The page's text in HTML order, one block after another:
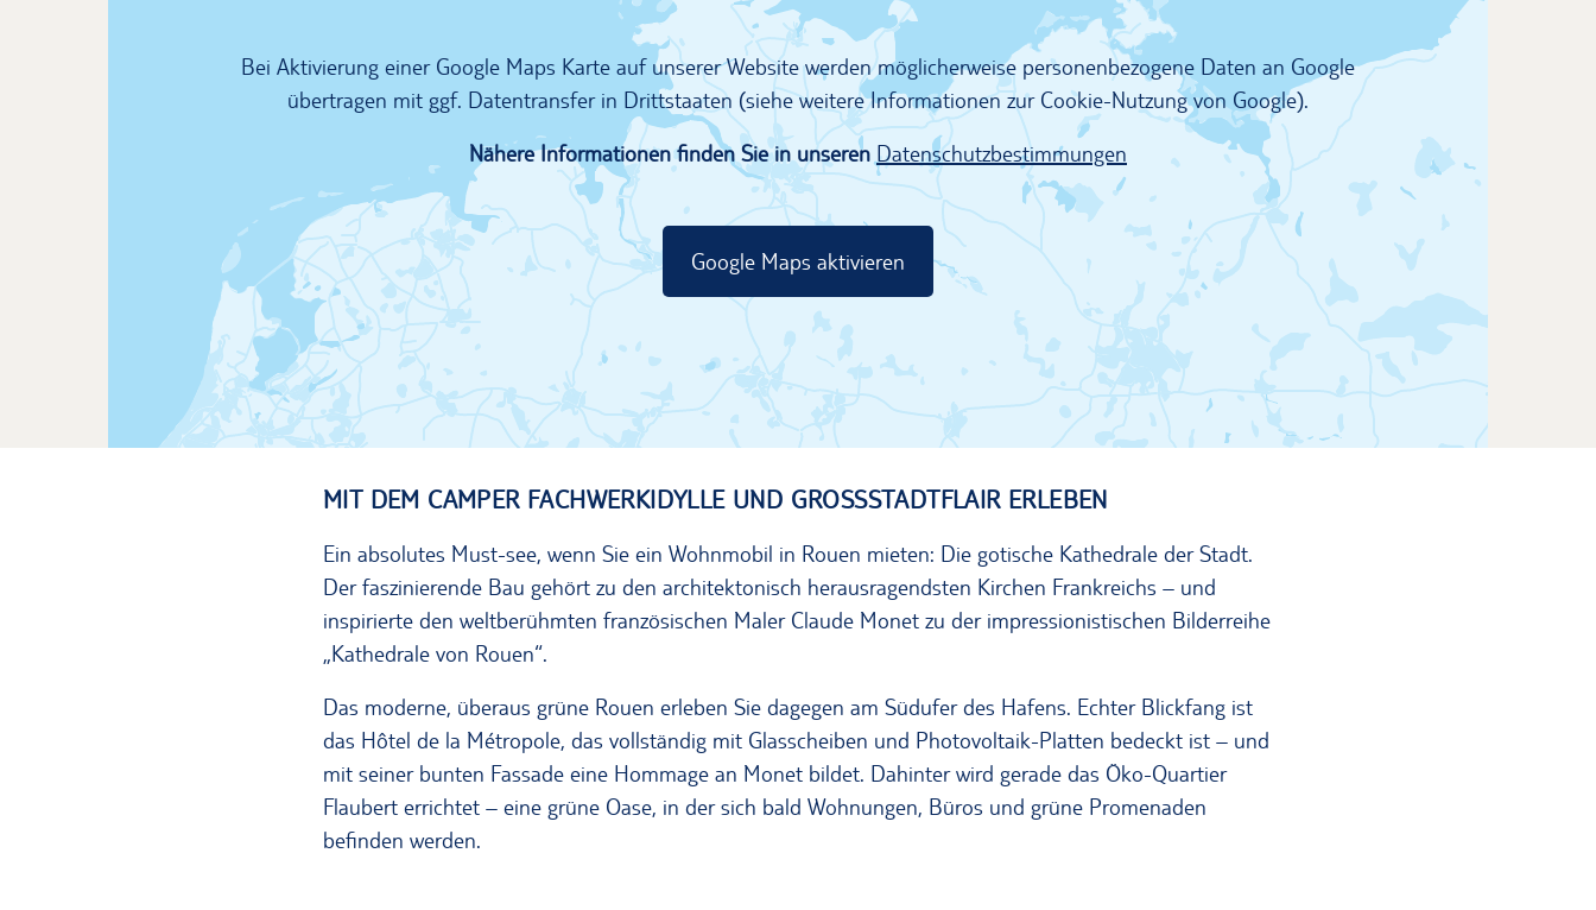
Bei Aktivierung einer Google Maps Karte auf unserer Website werden möglicherweise personenbezogene Daten an Google
übertragen mit ggf. Datentransfer in Drittstaaten (siehe weitere Informationen zur Cookie-Nutzung von Google).
Nähere Informationen finden Sie in unseren Datenschutzbestimmungen
Google Maps aktivieren
MIT DEM CAMPER FACHWERKIDYLLE UND GROSSSTADTFLAIR ERLEBEN
Ein absolutes Must-see, wenn Sie ein Wohnmobil in Rouen mieten: Die gotische Kathedrale der Stadt.
Der faszinierende Bau gehört zu den architektonisch herausragendsten Kirchen Frankreichs – und
inspirierte den weltberühmten französischen Maler Claude Monet zu der impressionistischen Bilderreihe
„Kathedrale von Rouen“.
Das moderne, überaus grüne Rouen erleben Sie dagegen am Südufer des Hafens. Echter Blickfang ist
das Hôtel de la Métropole, das vollständig mit Glasscheiben und Photovoltaik-Platten bedeckt ist – und
mit seiner bunten Fassade eine Hommage an Monet bildet. Dahinter wird gerade das Öko-Quartier
Flaubert errichtet – eine grüne Oase, in der sich bald Wohnungen, Büros und grüne Promenaden
befinden werden.